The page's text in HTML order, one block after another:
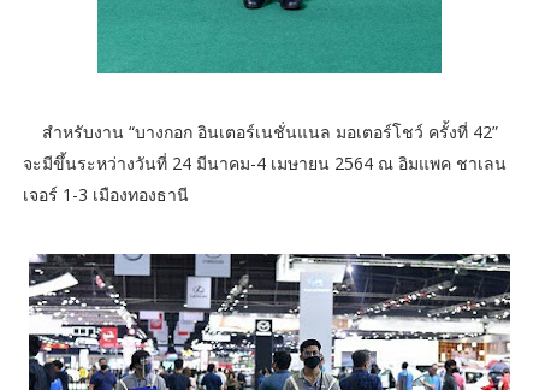
​สำหรับงาน “บางกอก อินเตอร์เนชั่นแนล มอเตอร์โชว์ ครั้งที่ 42”
จะมีขึ้นระหว่างวันที่ 24 มีนาคม-4 เมษายน 2564 ณ อิมแพค ชาเลน
เจอร์ 1-3 เมืองทองธานี